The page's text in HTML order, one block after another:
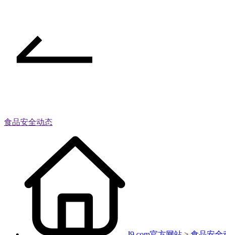
食品安全动态